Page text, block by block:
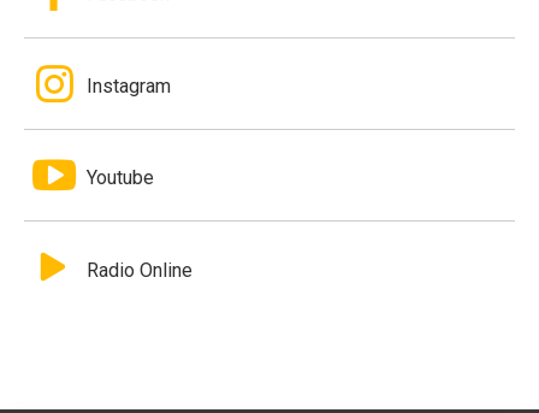
Instagram
Youtube
Radio Online